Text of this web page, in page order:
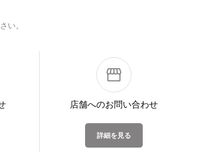
い。
店舗へのお問い合わせ
詳細を見る